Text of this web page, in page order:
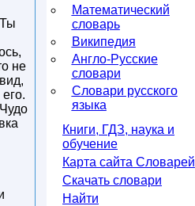
не
Математический
словарь
Википедия
Англо-Русские
словари
Словари русского
языка
Книги, ГДЗ, наука и
обучение
Карта сайта Словарей
Скачать словари
Найти